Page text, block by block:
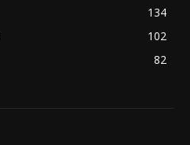
134
102
82